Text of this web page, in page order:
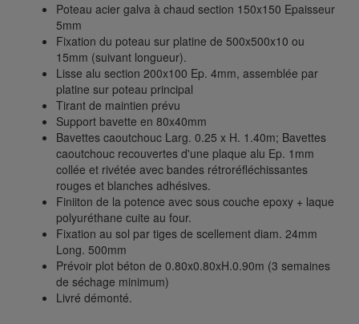
Poteau acier galva à chaud section 150x150 Epaisseur
5mm
Fixation du poteau sur platine de 500x500x10 ou
15mm (suivant longueur).
Lisse alu section 200x100 Ep. 4mm, assemblée par
platine sur poteau principal
Tirant de maintien prévu
Support bavette en 80x40mm
Bavettes caoutchouc Larg. 0.25 x H. 1.40m; Bavettes
caoutchouc recouvertes d'une plaque alu Ep. 1mm
collée et rivétée avec bandes rétroréfléchissantes
rouges et blanches adhésives.
Finiiton de la potence avec sous couche epoxy + laque
polyuréthane cuite au four.
Fixation au sol par tiges de scellement diam. 24mm
Long. 500mm
Prévoir plot béton de 0.80x0.80xH.0.90m (3 semaines
de séchage minimum)
Livré démonté.